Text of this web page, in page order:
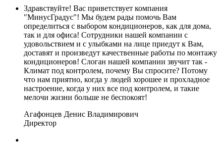
Здравствуйте! Вас приветствует компания
"МинусГрадус"! Мы будем рады помочь Вам
определиться с выбором кондиционеров, как для дома,
так и для офиса! Сотрудники нашей компании с
удовольствием и с улыбками на лице приедут к Вам,
доставят и произведут качественные работы по монтажу
кондиционеров! Слоган нашей компании звучит так -
Климат под контролем, почему Вы спросите? Потому
что нам приятно, когда у людей хорошее и прохладное
настроение, когда у них все под контролем, и такие
мелочи жизни больше не беспокоят!
Агафонцев Денис Владимирович
Директор